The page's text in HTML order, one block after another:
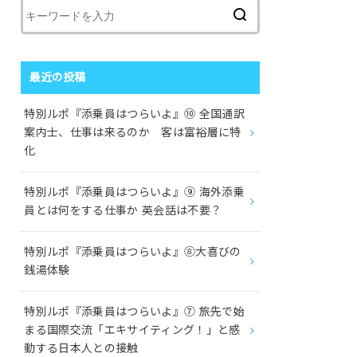
最近の投稿
特別ルポ『添乗員はつらいよ』⑩ 全国通訳
案内士、仕事は来るのか 客は富裕層に特
化
特別ルポ『添乗員はつらいよ』⑨ 海外添乗
員とは何をする仕事か 英会話は不要？
特別ルポ『添乗員はつらいよ』⑧大喜びの
銭湯体験
特別ルポ『添乗員はつらいよ』⑦ 旅先で始
まる国際交流「エキサイティング！」と感
動する日本人との接触